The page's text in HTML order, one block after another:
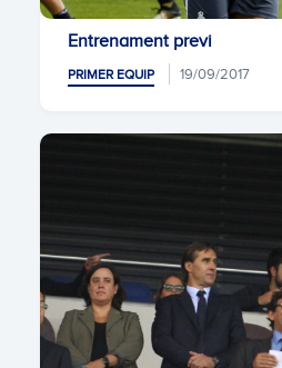
Entrenament previ
PRIMER EQUIP 19/09/2017